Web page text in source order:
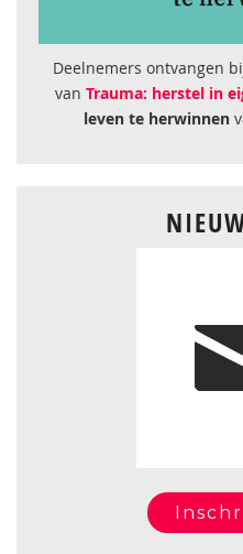
Deelnemers ontvangen
van Trauma: herstel in
leven te herwinnen